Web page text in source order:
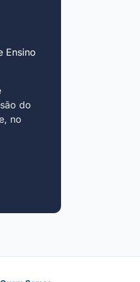
Ensino
do
no